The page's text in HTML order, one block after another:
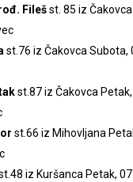
Filešst. 85 iz
st.76 iz Čakovca Subota,
st.87 iz Čakovca
st.66 iz Mihovljana
iz Kuršanca Petak,